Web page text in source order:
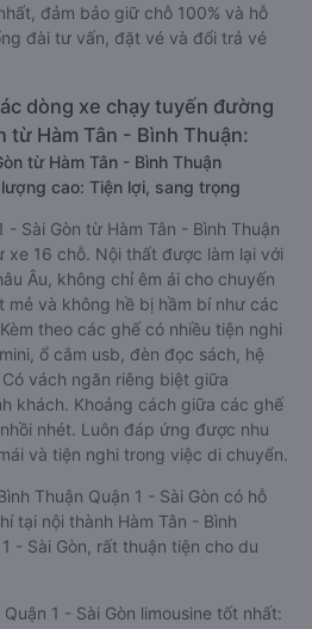
đảm bảo giữ chỗ 100% và hỗ
đài tư vấn, đặt vé và đổi trả vé
dòng xe chạy tuyến đường
từ Hàm Tân - Bình Thuận:
từ Hàm Tân - Bình Thuận
cao: Tiện lợi, sang trọng
- Sài Gòn từ Hàm Tân - Bình Thuận
xe 16 chỗ. Nội thất được làm lại với
Âu, không chỉ êm ái cho chuyến
mẻ và không hề bị hầm bí như các
theo các ghế có nhiều tiện nghi
ổ cắm usb, đèn đọc sách, hệ
vách ngăn riêng biệt giữa
khách. Khoảng cách giữa các ghế
nhét. Luôn đáp ứng được nhu
và tiện nghi trong việc di chuyển.
Thuận Quận 1 - Sài Gòn có hỗ
tại nội thành Hàm Tân - Bình
- Sài Gòn, rất thuận tiện cho du
1 - Sài Gòn limousine tốt nhất: